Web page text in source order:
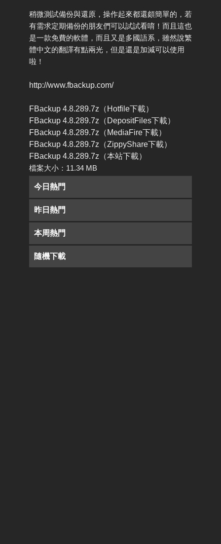
稍微測試備份與還原，操作起來都還頗簡單的，若
有需求定期備份的朋友們可以試試看唷！而且這也
是一款免費的軟體，而且又是多國語系，雖然說繁
體中文的翻譯有點兩光，但是還是加減可以使用
啦！
http://www.fbackup.com/
FBackup 4.8.289.7z（Hotfile下載）
FBackup 4.8.289.7z（DepositFiles下載）
FBackup 4.8.289.7z（MediaFire下載）
FBackup 4.8.289.7z（ZippyShare下載）
FBackup 4.8.289.7z（本站下載）
檔案大小：11.34 MB
今日熱門
昨日熱門
本周熱門
隨機下載